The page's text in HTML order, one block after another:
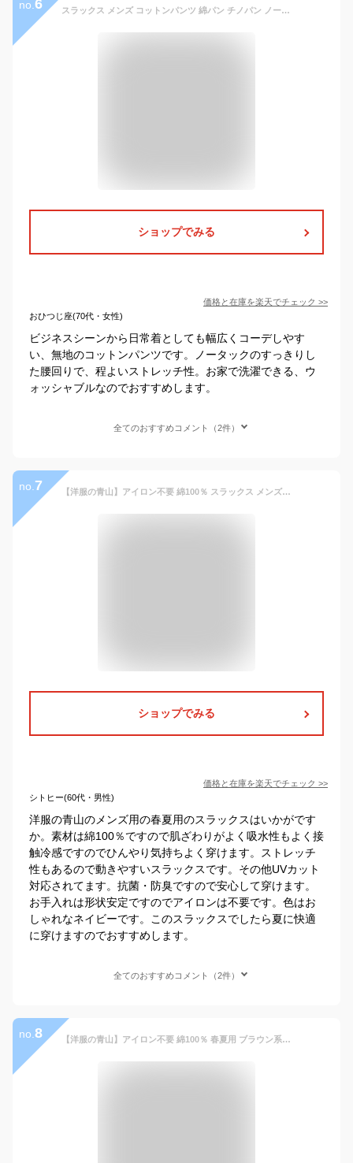
no. 6 スラックス メンズ コットンパンツ 綿パン チノパン ノータック ストレッチ素材 ビジネスパンツ ウォッシャブル 洗える ズボン オールシーズン 春 夏 秋 冬 スマートスタイル
ショップでみる
価格と在庫を楽天でチェック >>
おひつじ座(70代・女性)
ビジネスシーンから日常着としても幅広くコーデしやす
い、無地のコットンパンツです。ノータックのすっきりし
た腰回りで、程よいストレッチ性。お家で洗濯できる、ウ
ォッシャブルなのでおすすめします。
全てのおすすめコメント（2件）
no. 7 【洋服の青山】アイロン不要 綿100％ スラックス メンズ ゆったり 春夏用 ネイビー 紺 無地 ノータック 涼しい シワになりにくい 洗える 接触冷感 形態安定 ウォッシャブル ストレッチ ビジネス カジュアル ビジカジ 夏 夏用 ボトムス パンツ ストレッチパンツ NON IRONMAX
ショップでみる
価格と在庫を楽天でチェック >>
シトヒー(60代・男性)
洋服の青山のメンズ用の春夏用のスラックスはいかがです
か。素材は綿100％ですので肌ざわりがよく吸水性もよく接
触冷感ですのでひんやり気持ちよく穿けます。ストレッチ
性もあるので動きやすいスラックスです。その他UVカット
対応されてます。抗菌・防臭ですので安心して穿けます。
お手入れは形状安定ですのでアイロンは不要です。色はお
しゃれなネイビーです。このスラックスでしたら夏に快適
に穿けますのでおすすめします。
全てのおすすめコメント（2件）
no. 8 【洋服の青山】アイロン不要 綿100％ 春夏用 ブラウン系 ウォッシャブル スタイリッシュスラックス【ノータック】NON IRONMAX 紳士服 ビジネス パンツ ストライプ ビジカジ おしゃれ かっこいい チノパン コットンパンツ 洗える リモート テレワーク